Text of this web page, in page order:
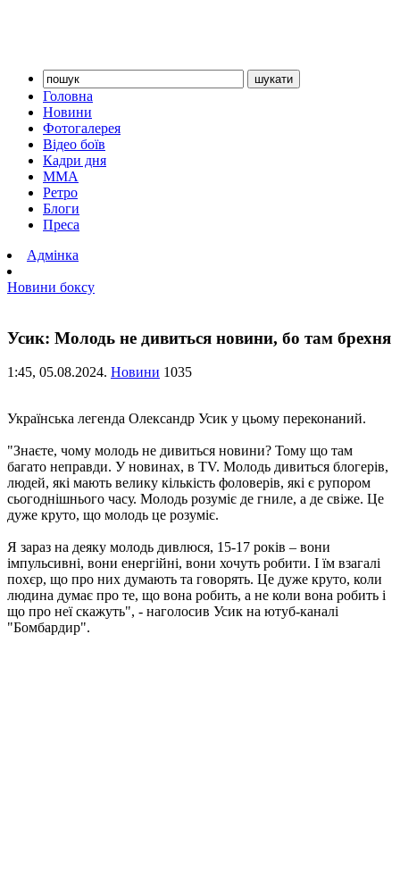
Головна
Новини
Фотогалерея
Відео боїв
Кадри дня
ММА
Ретро
Блоги
Преса
Адмінка
Новини боксу
Усик: Молодь не дивиться новини, бо там брехня
1:45, 05.08.2024. Новини 1035
Українська легенда Олександр Усик у цьому переконаний.
"Знаєте, чому молодь не дивиться новини? Тому що там
багато неправди. У новинах, в TV. Молодь дивиться блогерів,
людей, які мають велику кількість фоловерів, які є рупором
сьогоднішнього часу. Молодь розуміє де гниле, а де свіже. Це
дуже круто, що молодь це розуміє.
Я зараз на деяку молодь дивлюся, 15-17 років – вони
імпульсивні, вони енергійні, вони хочуть робити. І їм взагалі
похєр, що про них думають та говорять. Це дуже круто, коли
людина думає про те, що вона робить, а не коли вона робить і
що про неї скажуть", - наголосив Усик на ютуб-каналі
"Бомбардир".